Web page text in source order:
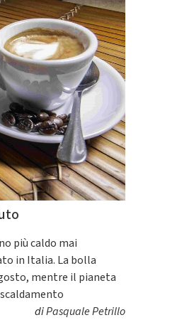
più caldo mai
in Italia. La bolla
mentre il pianeta
diPasquale Petrillo